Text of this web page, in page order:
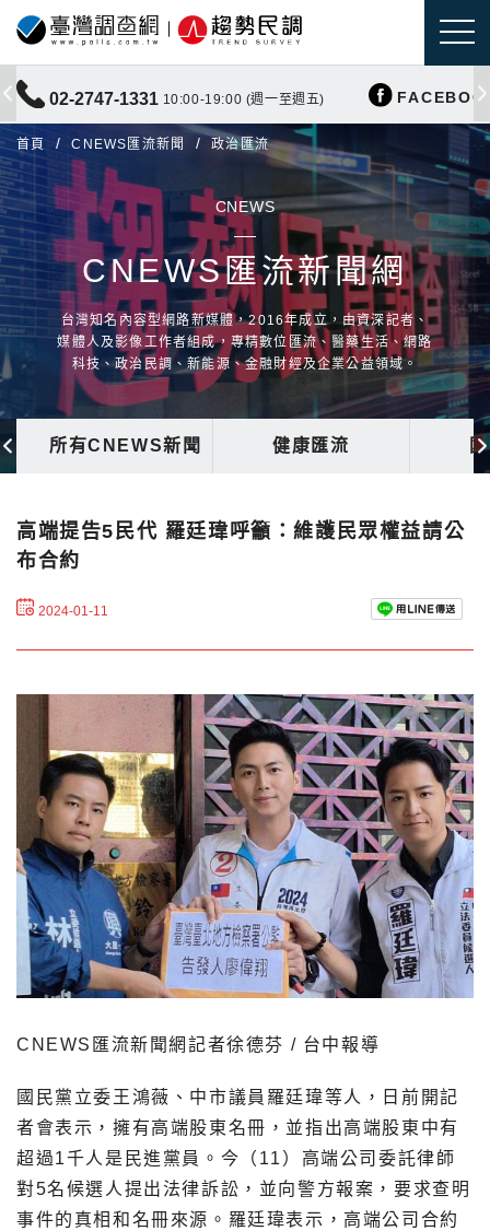
02-2747-1331 10:00-19:00 (週一至週五)
首頁 CNEWS匯流新聞 政治匯流
CNEWS
CNEWS匯流新聞網
台灣知名內容型網路新媒體，2016年成立，由資深記者、
媒體人及影像工作者組成，專精數位匯流、醫藥生活、網路
科技、政治民調、新能源、金融財經及企業公益領域。
所有CNEWS新聞 健康匯流
高端提告5民代 羅廷瑋呼籲：維護民眾權益請公
布合約
2024-01-11
CNEWS匯流新聞網記者徐德芬 / 台中報導
國民黨立委王鴻薇、中市議員羅廷瑋等人，日前開記
者會表示，擁有高端股東名冊，並指出高端股東中有
超過1千人是民進黨員。今（11）高端公司委託律師
對5名候選人提出法律訴訟，並向警方報案，要求查明
事件的真相和名冊來源。羅廷瑋表示，高端公司合約